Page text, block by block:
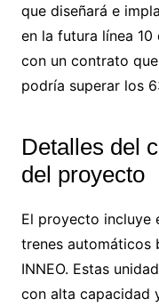
que diseñará e
en la futura línea
con un contrato
podría superar los
Detalles del
del proyecto
El proyecto incluye
trenes automáticos
INNEO. Estas
con alta capacidad